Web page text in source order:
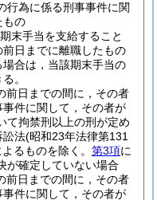
行為に係る刑事事件に関
もの
末手当を支給すること
日までに離職したもの
合は，当該期末手当の
。
前日までの間に，その者
件に関して，その者が
て拘禁刑以上の刑が定め
訟法(昭和23年法律第131
るものを除く。 第3項に
が確定していない場合
前日までの間に，その者
件に関して，その者が